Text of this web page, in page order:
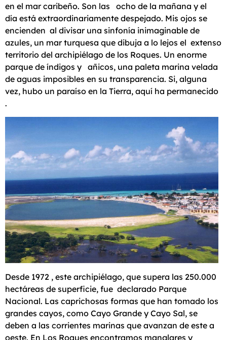
en el mar caribeño. Son las ocho de la mañana y el
día está extraordinariamente despejado. Mis ojos se
encienden al divisar una sinfonía inimaginable de
azules, un mar turquesa que dibuja a lo lejos el extenso
territorio del archipiélago de los Roques. Un enorme
parque de índigos y añicos, una paleta marina velada
de aguas imposibles en su transparencia. Si, alguna
vez, hubo un paraíso en la Tierra, aquí ha permanecido
.
Desde 1972 , este archipiélago, que supera las 250.000
hectáreas de superficie, fue declarado Parque
Nacional. Las caprichosas formas que han tomado los
grandes cayos, como Cayo Grande y Cayo Sal, se
deben a las corrientes marinas que avanzan de este a
oeste. En Los Roques encontramos manglares y